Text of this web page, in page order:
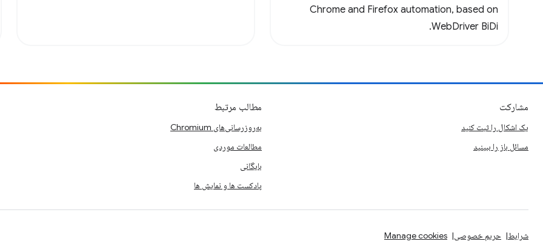
Chrome and Firefox automation, based on
WebDriver BiDi.
مشارکت
یک اشکال را ثبت کنید
مسائل باز را ببینید
مطالب مرتبط
به‌روزرسانی‌های Chromium
مطالعات موردی
بایگانی
پادکست ها و نمایش ها
شرایط حریم خصوصی Manage cookies